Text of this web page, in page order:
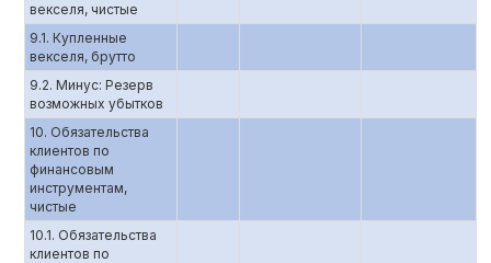
векселя, чистые
9.1. Купленные
векселя, брутто
9.2. Минус: Резерв
возможных убытков
10. Обязательства
клиентов по
финансовым
инструментам,
чистые
10.1. Обязательства
клиентов по